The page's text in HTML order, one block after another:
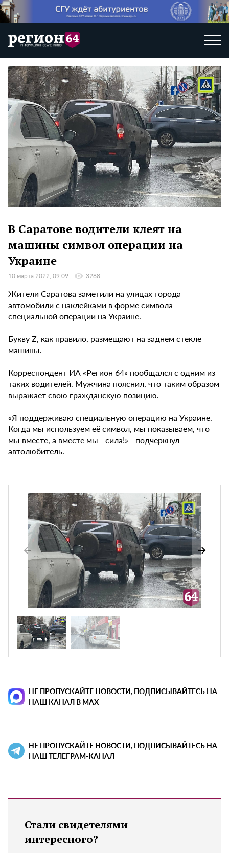
В Саратове водители клеят на
машины символ операции на
Украине
10 марта 2022, 09:09 3288
Жители Саратова заметили на улицах города
автомобили с наклейками в форме символа
специальной операции на Украине.
Букву Z, как правило, размещают на заднем стекле
машины.
Корреспондент ИА «Регион 64» пообщался с одним из
таких водителей. Мужчина пояснил, что таким образом
выражает свою гражданскую позицию.
«Я поддерживаю специальную операцию на Украине.
Когда мы используем её символ, мы показываем, что
мы вместе, а вместе мы - сила!» - подчеркнул
автолюбитель.
НЕ ПРОПУСКАЙТЕ НОВОСТИ, ПОДПИСЫВАЙТЕСЬ НА
НАШ КАНАЛ В MAX
НЕ ПРОПУСКАЙТЕ НОВОСТИ, ПОДПИСЫВАЙТЕСЬ НА
НАШ ТЕЛЕГРАМ-КАНАЛ
Стали свидетелями
интересного?